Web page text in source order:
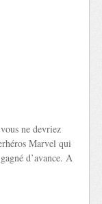
ne devriez
Marvel qui
d’avance. A